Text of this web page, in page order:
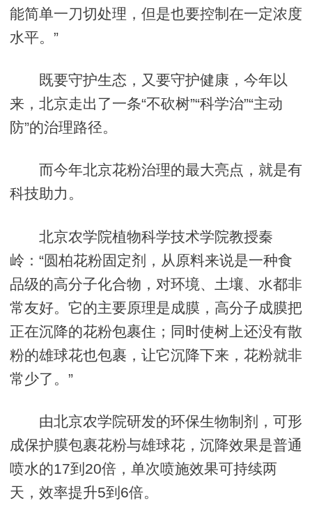
能简单一刀切处理，但是也要控制在一定浓度
水平。”
既要守护生态，又要守护健康，今年以
来，北京走出了一条“不砍树”“科学治”“主动
防”的治理路径。
而今年北京花粉治理的最大亮点，就是有
科技助力。
北京农学院植物科学技术学院教授秦
岭：“圆柏花粉固定剂，从原料来说是一种食
品级的高分子化合物，对环境、土壤、水都非
常友好。它的主要原理是成膜，高分子成膜把
正在沉降的花粉包裹住；同时使树上还没有散
粉的雄球花也包裹，让它沉降下来，花粉就非
常少了。”
由北京农学院研发的环保生物制剂，可形
成保护膜包裹花粉与雄球花，沉降效果是普通
喷水的17到20倍，单次喷施效果可持续两
天，效率提升5到6倍。